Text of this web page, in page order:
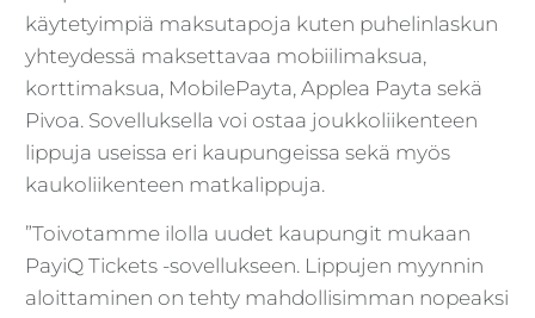
käytetyimpiä maksutapoja kuten puhelinlaskun
yhteydessä maksettavaa mobiilimaksua,
korttimaksua, MobilePayta, Applea Payta sekä
Pivoa. Sovelluksella voi ostaa joukkoliikenteen
lippuja useissa eri kaupungeissa sekä myös
kaukoliikenteen matkalippuja.
”Toivotamme ilolla uudet kaupungit mukaan
PayiQ Tickets -sovellukseen. Lippujen myynnin
aloittaminen on tehty mahdollisimman nopeaksi